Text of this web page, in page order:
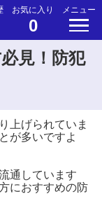
お気に入り
0
メニュー
見！防犯
上げられていま
が多いですよ
通しています
におすすめの防